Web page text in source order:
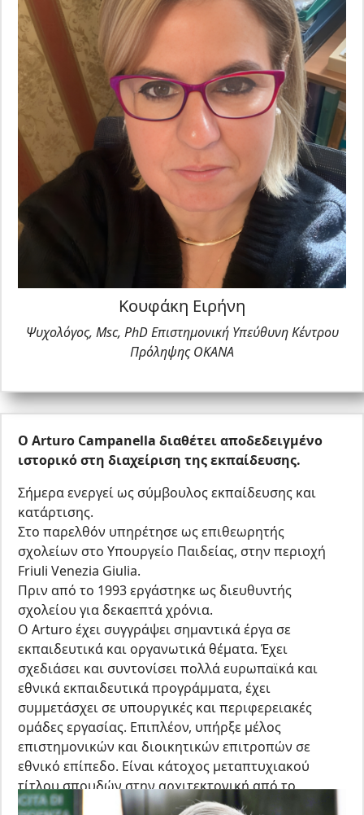
Κουφάκη Ειρήνη
Ψυχολόγος, Msc, PhD Επιστημονική Υπεύθυνη Κέντρου
Πρόληψης ΟΚΑΝΑ
Ο Arturo Campanella διαθέτει αποδεδειγμένο
ιστορικό στη διαχείριση της εκπαίδευσης.
Σήμερα ενεργεί ως σύμβουλος εκπαίδευσης και
κατάρτισης.
Στο παρελθόν υπηρέτησε ως επιθεωρητής
σχολείων στο Υπουργείο Παιδείας, στην περιοχή
Friuli Venezia Giulia.
Πριν από το 1993 εργάστηκε ως διευθυντής
σχολείου για δεκαεπτά χρόνια.
Ο Arturo έχει συγγράψει σημαντικά έργα σε
εκπαιδευτικά και οργανωτικά θέματα. Έχει
σχεδιάσει και συντονίσει πολλά ευρωπαϊκά και
εθνικά εκπαιδευτικά προγράμματα, έχει
συμμετάσχει σε υπουργικές και περιφερειακές
ομάδες εργασίας. Επιπλέον, υπήρξε μέλος
επιστημονικών και διοικητικών επιτροπών σε
εθνικό επίπεδο. Είναι κάτοχος μεταπτυχιακού
τίτλου σπουδών στην αρχιτεκτονική από το
Πανεπιστήμιο «La Sapienza» της Ρώμης.